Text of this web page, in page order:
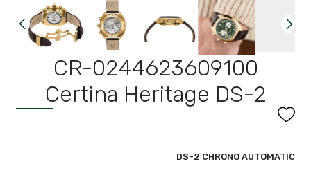
CR-0244623609100
Certina Heritage DS-2
DS-2 CHRONO AUTOMATIC